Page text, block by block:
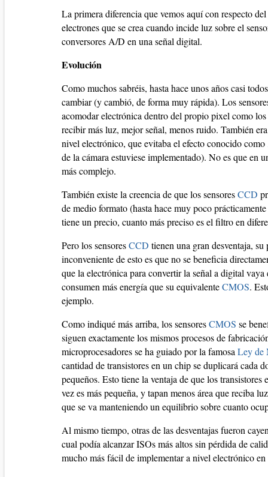
La primera diferencia que vemos aquí con respecto del
electrones que se crea cuando incide luz sobre el
conversores A/D en una señal digital.
Evolución
Como muchos sabréis, hasta hace unos años casi
cambiar (y cambió, de forma muy rápida). Los
acomodar electrónica dentro del propio pixel como los
recibir más luz, mejor señal, menos ruido. También
nivel electrónico, que evitaba el efecto conocido como
de la cámara estuviese implementado). No es que en
más complejo.
También existe la creencia de que los sensoresCCD
de medio formato (hasta hace muy poco
tiene un precio, cuanto más preciso es el filtro en
Pero los sensoresCCD tienen una gran desventaja,
inconveniente de esto es que no se beneficia
que la electrónica para convertir la señal a digital
consumen más energía que su equivalenteCMOS.
ejemplo.
Como indiqué más arriba, los sensoresCMOS se
siguen exactamente los mismos procesos de
microprocesadores se ha guiado por la famosa Ley de
cantidad de transistores en un chip se duplicará cada
pequeños. Esto tiene la ventaja de que los
vez es más pequeña, y tapan menos área que reciba
que se va manteniendo un equilibrio sobre cuanto
Al mismo tiempo, otras de las desventajas fueron
cual podía alcanzar ISOs más altos sin pérdida de
mucho más fácil de implementar a nivel electrónico